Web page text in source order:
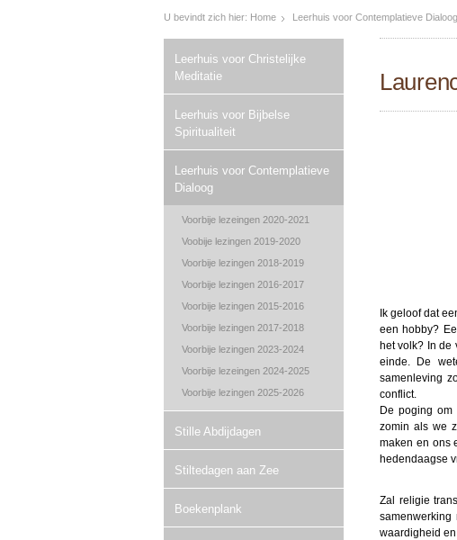
U bevindt zich hier: Home Leerhuis voor Contemplatieve Dialoog
Leerhuis voor Christelijke
Meditatie
Leerhuis voor Bijbelse
Spiritualiteit
Leerhuis voor Contemplatieve
Dialoog
Voorbije lezeingen 2020-2021
Voobije lezingen 2019-2020
Voorbije lezingen 2018-2019
Voorbije lezingen 2016-2017
Voorbije lezingen 2015-2016
Voorbije lezingen 2017-2018
Voorbije lezingen 2023-2024
Voorbije lezeingen 2024-2025
Voorbije lezingen 2025-2026
Stille Abdijdagen
Stiltedagen aan Zee
Boekenplank
Ik geloof dat
een hobby?
het volk? In de
einde. De
samenleving
conflict.
De poging om
zomin als we
maken en ons
hedendaagse
Zal religie
waardigheid